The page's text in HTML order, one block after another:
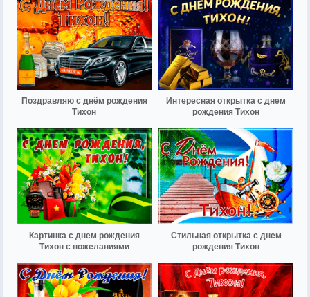
Поздравляю с днём рождения
Тихон
Интересная открытка с днем
рождения Тихон
Картинка с днем рождения
Тихон с пожеланиями
Стильная открытка с днем
рождения Тихон